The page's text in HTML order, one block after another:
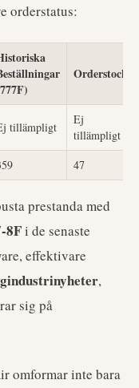
orderstatus:
Orderstock
tillämpligt
Ej
tillämpligt
47
prestanda med
8Fi de senaste
effektivare
,
sig på
omformar inte bara